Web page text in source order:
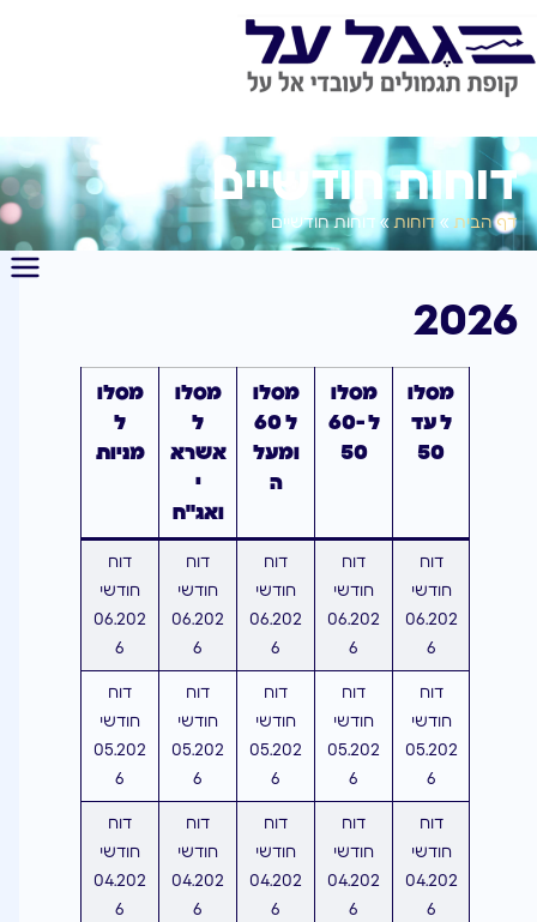
דוחות חודשיים
דף הבית » דוחות » דוחות חודשיים
2026
מסלו
ל עד
50
מסלו
ל 60-
50
מסלו
ל 60
ומעל
ה
מסלו
ל
אשרא
י
ואג"ח
מסלו
ל
מניות
דוח
חודשי
06.202
6
דוח
חודשי
06.202
6
דוח
חודשי
06.202
6
דוח
חודשי
06.202
6
דוח
חודשי
06.202
6
דוח
חודשי
05.202
6
דוח
חודשי
05.202
6
דוח
חודשי
05.202
6
דוח
חודשי
05.202
6
דוח
חודשי
05.202
6
דוח
חודשי
04.202
6
דוח
חודשי
04.202
6
דוח
חודשי
04.202
6
דוח
חודשי
04.202
6
דוח
חודשי
04.202
6